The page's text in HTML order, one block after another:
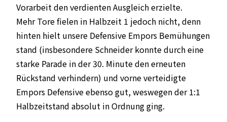
Vorarbeit den verdienten Ausgleich erzielte.
Mehr Tore fielen in Halbzeit 1 jedoch nicht, denn
hinten hielt unsere Defensive Empors Bemühungen
stand (insbesondere Schneider konnte durch eine
starke Parade in der 30. Minute den erneuten
Rückstand verhindern) und vorne verteidigte
Empors Defensive ebenso gut, weswegen der 1:1
Halbzeitstand absolut in Ordnung ging.